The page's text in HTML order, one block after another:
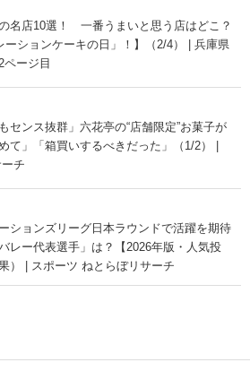
名店10選！ 一番うまいと思う店はどこ？
ーションケーキの日」！】（2/4） | 兵庫県
ージ目
センス抜群」六花亭の“店舗限定”お菓子が
」「箱買いするべきだった」（1/2） |
チ
ションズリーグ日本ラウンドで活躍を期待
レー代表選手」は？【2026年版・人気投
） | スポーツ ねとらぼリサーチ